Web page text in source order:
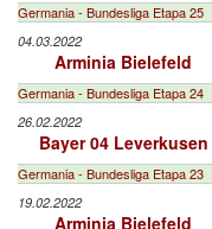
Germania - Bundesliga Etapa 25
04.03.2022
Arminia Bielefeld
Germania - Bundesliga Etapa 24
26.02.2022
Bayer 04 Leverkusen
Germania - Bundesliga Etapa 23
19.02.2022
Arminia Bielefeld